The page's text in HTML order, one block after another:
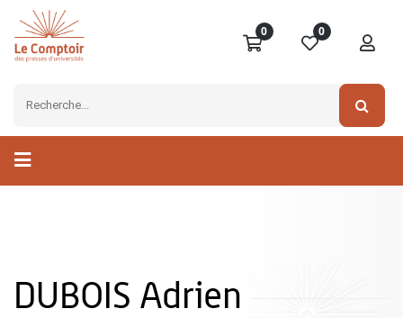
0 0
DUBOIS Adrien